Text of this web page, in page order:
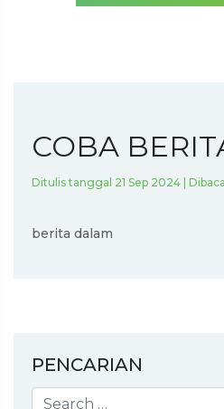
COBA
Ditulis tanggal 21 Sep 2024 |
berita dalam
PENCARIAN